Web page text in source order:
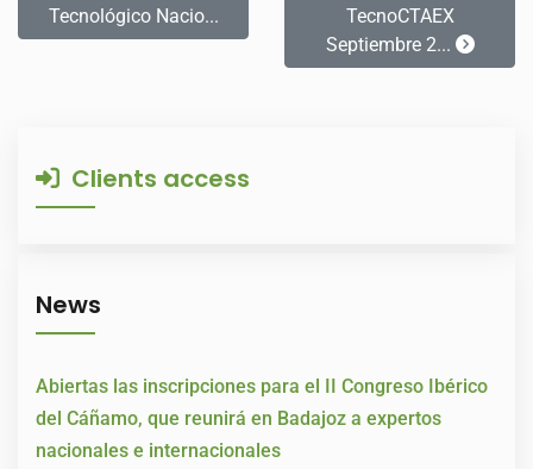
Tecnológico Nacio...
TecnoCTAEX
Septiembre 2...
Clients access
News
Abiertas las inscripciones para el II Congreso Ibérico
del Cáñamo, que reunirá en Badajoz a expertos
nacionales e internacionales